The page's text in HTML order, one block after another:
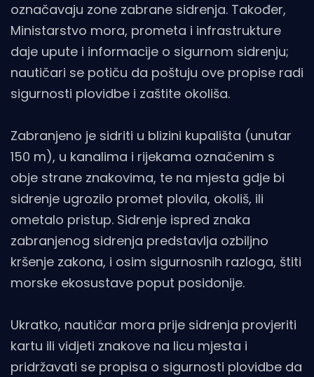
označavaju zone zabrane sidrenja. Također,
Ministarstvo mora, prometa i infrastrukture
daje upute i informacije o sigurnom sidrenju;
nautičari se potiču da poštuju ove propise radi
sigurnosti plovidbe i zaštite okoliša.
Zabranjeno je sidriti u blizini kupališta (unutar
150 m), u kanalima i rijekama označenim s
obje strane znakovima, te na mjesta gdje bi
sidrenje ugrozilo promet plovila, okoliš, ili
ometalo pristup. Sidrenje ispred znaka
zabranjenog sidrenja predstavlja ozbiljno
kršenje zakona, i osim sigurnosnih razloga, štiti
morske ekosustave poput posidonije.
Ukratko, nautičar mora prije sidrenja provjeriti
kartu ili vidjeti znakove na licu mjesta i
pridržavati se propisa o sigurnosti plovidbe da